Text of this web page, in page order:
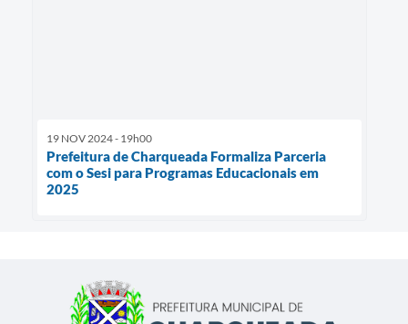
19 NOV 2024 - 19h00
Prefeitura de Charqueada Formaliza Parceria
com o Sesi para Programas Educacionais em
2025